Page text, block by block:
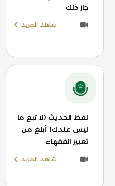
جاز ذلك
شاهد المزيد
لفظ الحديث (لا تبع ما
ليس عندك) أبلغ من
تعبير الفقهاء
شاهد المزيد